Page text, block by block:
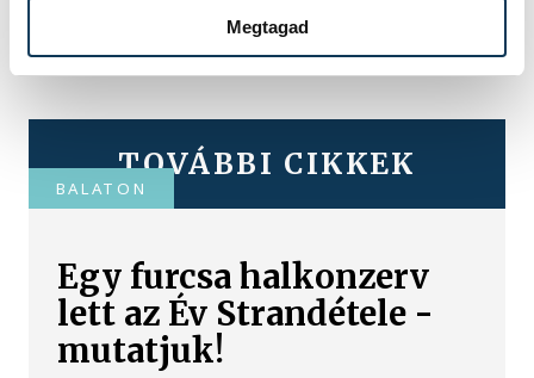
Megtagad
TOVÁBBI CIKKEK
BALATON
Egy furcsa halkonzerv
lett az Év Strandétele -
mutatjuk!